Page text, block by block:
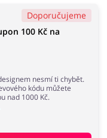
Doporučujeme
100 Kč na
nesmí ti chybět.
kódu můžete
nad 1000 Kč.